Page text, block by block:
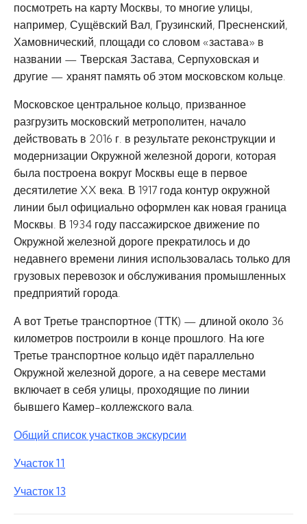
посмотреть на карту Москвы, то многие улицы,
например, Сущёвский Вал, Грузинский, Пресненский,
Хамовнический, площади со словом «застава» в
названии — Тверская Застава, Серпуховская и
другие — хранят память об этом московском кольце.
Московское центральное кольцо, призванное
разгрузить московский метрополитен, начало
действовать в 2016 г. в результате реконструкции и
модернизации Окружной железной дороги, которая
была построена вокруг Москвы еще в первое
десятилетие XX века. В 1917 года контур окружной
линии был официально оформлен как новая граница
Москвы. В 1934 году пассажирское движение по
Окружной железной дороге прекратилось и до
недавнего времени линия использовалась только для
грузовых перевозок и обслуживания промышленных
предприятий города.
А вот Третье транспортное (ТТК) — длиной около 36
километров построили в конце прошлого. На юге
Третье транспортное кольцо идёт параллельно
Окружной железной дороге, а на севере местами
включает в себя улицы, проходящие по линии
бывшего Камер-коллежского вала.
Общий список участков экскурсии
Участок 11
Участок 13